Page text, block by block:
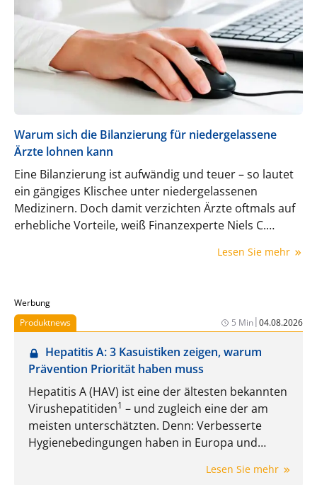
Warum sich die Bilanzierung für niedergelassene
Ärzte lohnen kann
Eine Bilanzierung ist aufwändig und teuer – so lautet
ein gängiges Klischee unter niedergelassenen
Medizinern. Doch damit verzichten Ärzte oftmals auf
erhebliche Vorteile, weiß Finanzexperte Niels C.
Lesen Sie mehr
Werbung
Produktnews
5 Min|04.08.2026
Hepatitis A: 3 Kasuistiken zeigen, warum
Prävention Priorität haben muss
Hepatitis A (HAV) ist eine der ältesten bekannten
Virushepatitiden1 – und zugleich eine der am
meisten unterschätzten. Denn: Verbesserte
Hygienebedingungen haben in Europa und
Rückgang der Erkrankungen geführt, gleichzeitig
Lesen Sie mehr